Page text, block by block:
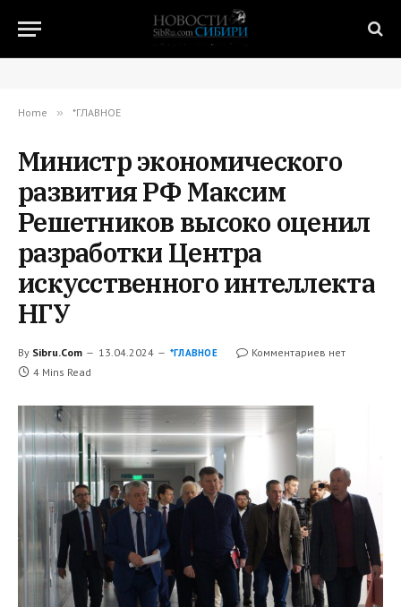
Home » *ГЛАВНОЕ
Министр экономического
развития РФ Максим
Решетников высоко оценил
разработки Центра
искусственного интеллекта
НГУ
By Sibru.Com 13.04.2024 *ГЛАВНОЕ
Комментариев нет
4 Mins Read